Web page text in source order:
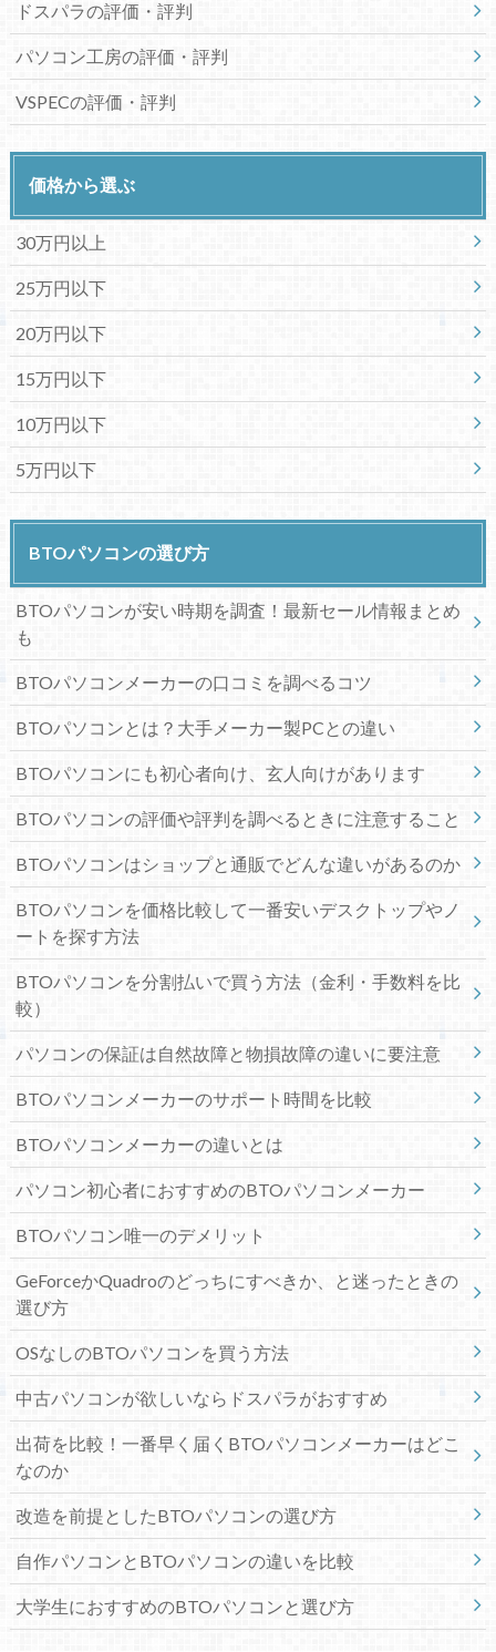
ドスパラの評価・評判
パソコン工房の評価・評判
VSPECの評価・評判
価格から選ぶ
30万円以上
25万円以下
20万円以下
15万円以下
10万円以下
5万円以下
BTOパソコンの選び方
BTOパソコンが安い時期を調査！最新セール情報まとめ
も
BTOパソコンメーカーの口コミを調べるコツ
BTOパソコンとは？大手メーカー製PCとの違い
BTOパソコンにも初心者向け、玄人向けがあります
BTOパソコンの評価や評判を調べるときに注意すること
BTOパソコンはショップと通販でどんな違いがあるのか
BTOパソコンを価格比較して一番安いデスクトップやノ
ートを探す方法
BTOパソコンを分割払いで買う方法（金利・手数料を比
較）
パソコンの保証は自然故障と物損故障の違いに要注意
BTOパソコンメーカーのサポート時間を比較
BTOパソコンメーカーの違いとは
パソコン初心者におすすめのBTOパソコンメーカー
BTOパソコン唯一のデメリット
GeForceかQuadroのどっちにすべきか、と迷ったときの
選び方
OSなしのBTOパソコンを買う方法
中古パソコンが欲しいならドスパラがおすすめ
出荷を比較！一番早く届くBTOパソコンメーカーはどこ
なのか
改造を前提としたBTOパソコンの選び方
自作パソコンとBTOパソコンの違いを比較
大学生におすすめのBTOパソコンと選び方